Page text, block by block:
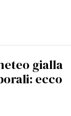
gialla
ecco